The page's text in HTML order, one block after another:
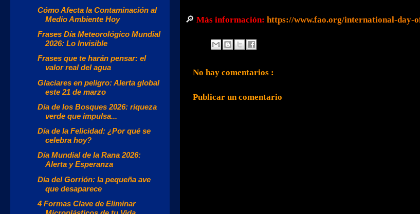
🔎 Más información: https://www.fao.org/international-day-
No hay comentarios :
Publicar un comentario
Cómo Afecta la Contaminación al
Medio Ambiente Hoy
Frases Día Meteorológico Mundial
2026: Lo Invisible
Frases que te harán pensar: el
valor real del agua
Glaciares en peligro: Alerta global
este 21 de marzo
Día de los Bosques 2026: riqueza
verde que impulsa...
Día de la Felicidad: ¿Por qué se
celebra hoy?
Día Mundial de la Rana 2026:
Alerta y Esperanza
Día del Gorrión: la pequeña ave
que desaparece
4 Formas Clave de Eliminar